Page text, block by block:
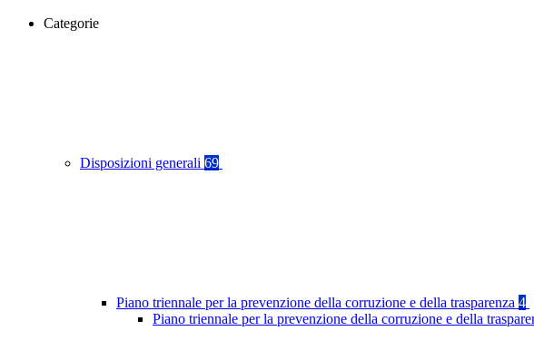
Categorie
Disposizioni generali 69
Piano triennale per la prevenzione della corruzione e della trasparenza 4
Piano triennale per la prevenzione della corruzione e della